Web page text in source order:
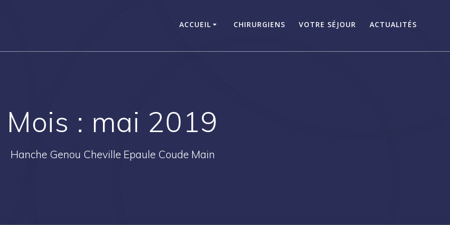
ACCUEIL CHIRURGIENS VOTRE SÉJOUR ACTUALITÉS
Mois : mai 2019
Hanche Genou Cheville Epaule Coude Main